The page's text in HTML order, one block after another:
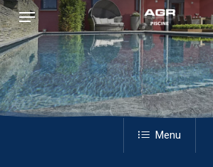
Skip
to
main
content
Menu
Menu